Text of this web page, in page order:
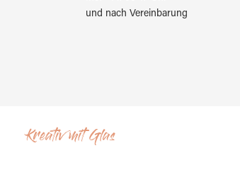
und nach Vereinbarung
Kreativ mit Glas